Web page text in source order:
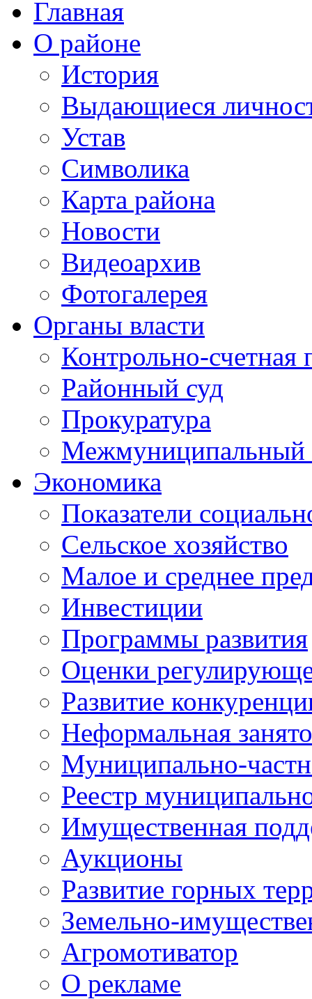
Главная
О районе
История
Выдающиеся
Устав
Символика
Карта района
Новости
Видеоархив
Фотогалерея
Органы власти
Контрольно-счетная
Районный суд
Прокуратура
Межмуниципальный
Экономика
Показатели
Сельское хозяйство
Малое и среднее
Инвестиции
Программы развития
Оценки
Развитие
Неформальная
Муниципально-
Реестр
Имущественная
Аукционы
Развитие горных
Земельно-
Агромотиватор
О рекламе